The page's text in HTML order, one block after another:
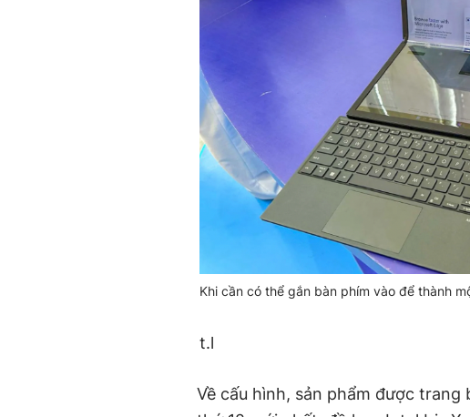
Khi cần có thể gắn bàn phím vào để thành
t.l
Về cấu hình, sản phẩm được